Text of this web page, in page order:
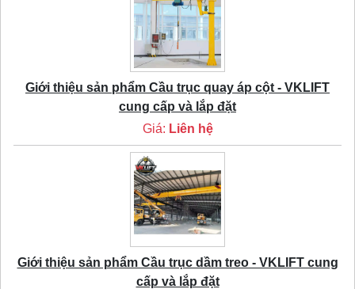
Giới thiệu sản phẩm Cầu trục quay áp cột - VKLIFT
cung cấp và lắp đặt
Giá: Liên hệ
Giới thiệu sản phẩm Cầu trục dầm treo - VKLIFT cung
cấp và lắp đặt